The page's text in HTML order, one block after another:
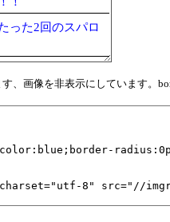
った2回のスパロ
、画像を非表示にしています。